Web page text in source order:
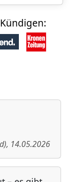
), 14.05.2026